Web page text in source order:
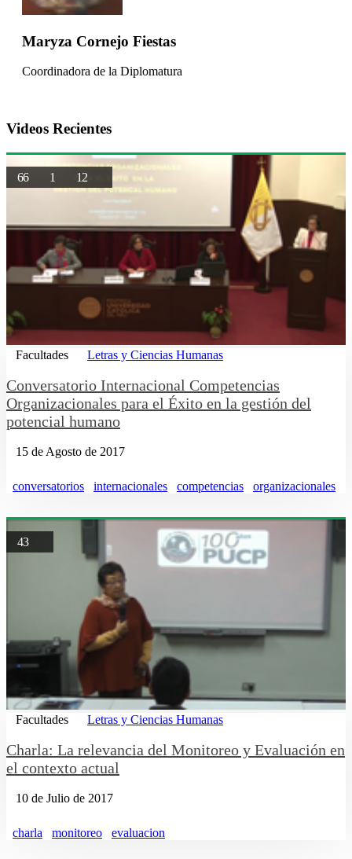
Maryza Cornejo Fiestas
Coordinadora de la Diplomatura
Videos Recientes
66 1 12
Facultades Letras y Ciencias Humanas
Conversatorio Internacional Competencias
Organizacionales para el Éxito en la gestión del
potencial humano
15 de Agosto de 2017
conversatorios internacionales competencias organizacionales
43
Facultades Letras y Ciencias Humanas
Charla: La relevancia del Monitoreo y Evaluación en
el contexto actual
10 de Julio de 2017
charla monitoreo evaluacion